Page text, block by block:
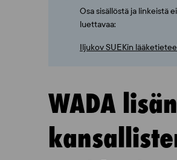
Osa sisällöstä ja linkeistä
luettavaa:
Iljukov SUEKin
WADA